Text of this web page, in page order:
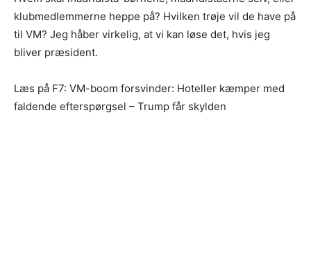
klubmedlemmerne heppe på? Hvilken trøje vil de have på
til VM? Jeg håber virkelig, at vi kan løse det, hvis jeg
bliver præsident.
Læs på F7: VM-boom forsvinder: Hoteller kæmper med
faldende efterspørgsel – Trump får skylden